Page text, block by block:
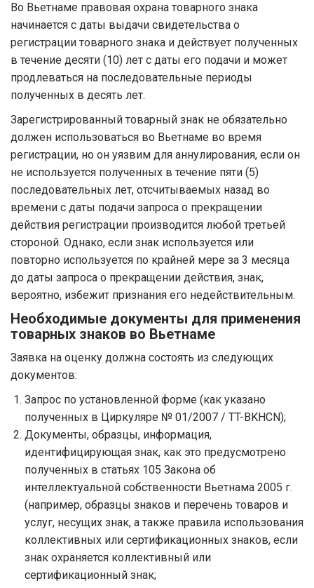
Во Вьетнаме правовая охрана товарного знака
начинается с даты выдачи свидетельства о
регистрации товарного знака и действует полученных
в течение десяти (10) лет с даты его подачи и может
продлеваться на последовательные периоды
полученных в десять лет.
Зарегистрированный товарный знак не обязательно
должен использоваться во Вьетнаме во время
регистрации, но он уязвим для аннулирования, если он
не используется полученных в течение пяти (5)
последовательных лет, отсчитываемых назад во
времени с даты подачи запроса о прекращении
действия регистрации производится любой третьей
стороной. Однако, если знак используется или
повторно используется по крайней мере за 3 месяца
до даты запроса о прекращении действия, знак,
вероятно, избежит признания его недействительным.
Необходимые документы для применения
товарных знаков во Вьетнаме
Заявка на оценку должна состоять из следующих
документов:
Запрос по установленной форме (как указано
полученных в Циркуляре № 01/2007 / TT-BKHCN);
Документы, образцы, информация,
идентифицирующая знак, как это предусмотрено
полученных в статьях 105 Закона об
интеллектуальной собственности Вьетнама 2005 г.
(например, образцы знаков и перечень товаров и
услуг, несущих знак, а также правила использования
коллективных или сертификационных знаков, если
знак охраняется коллективный или
сертификационный знак;